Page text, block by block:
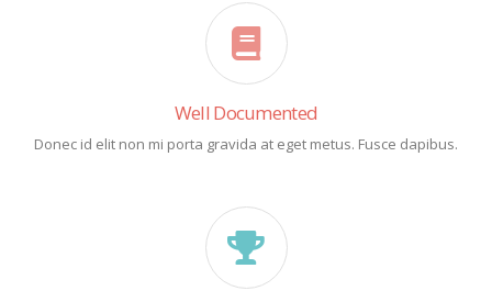
Well Documented
Donec id elit non mi porta gravida at eget metus. Fusce dapibus.